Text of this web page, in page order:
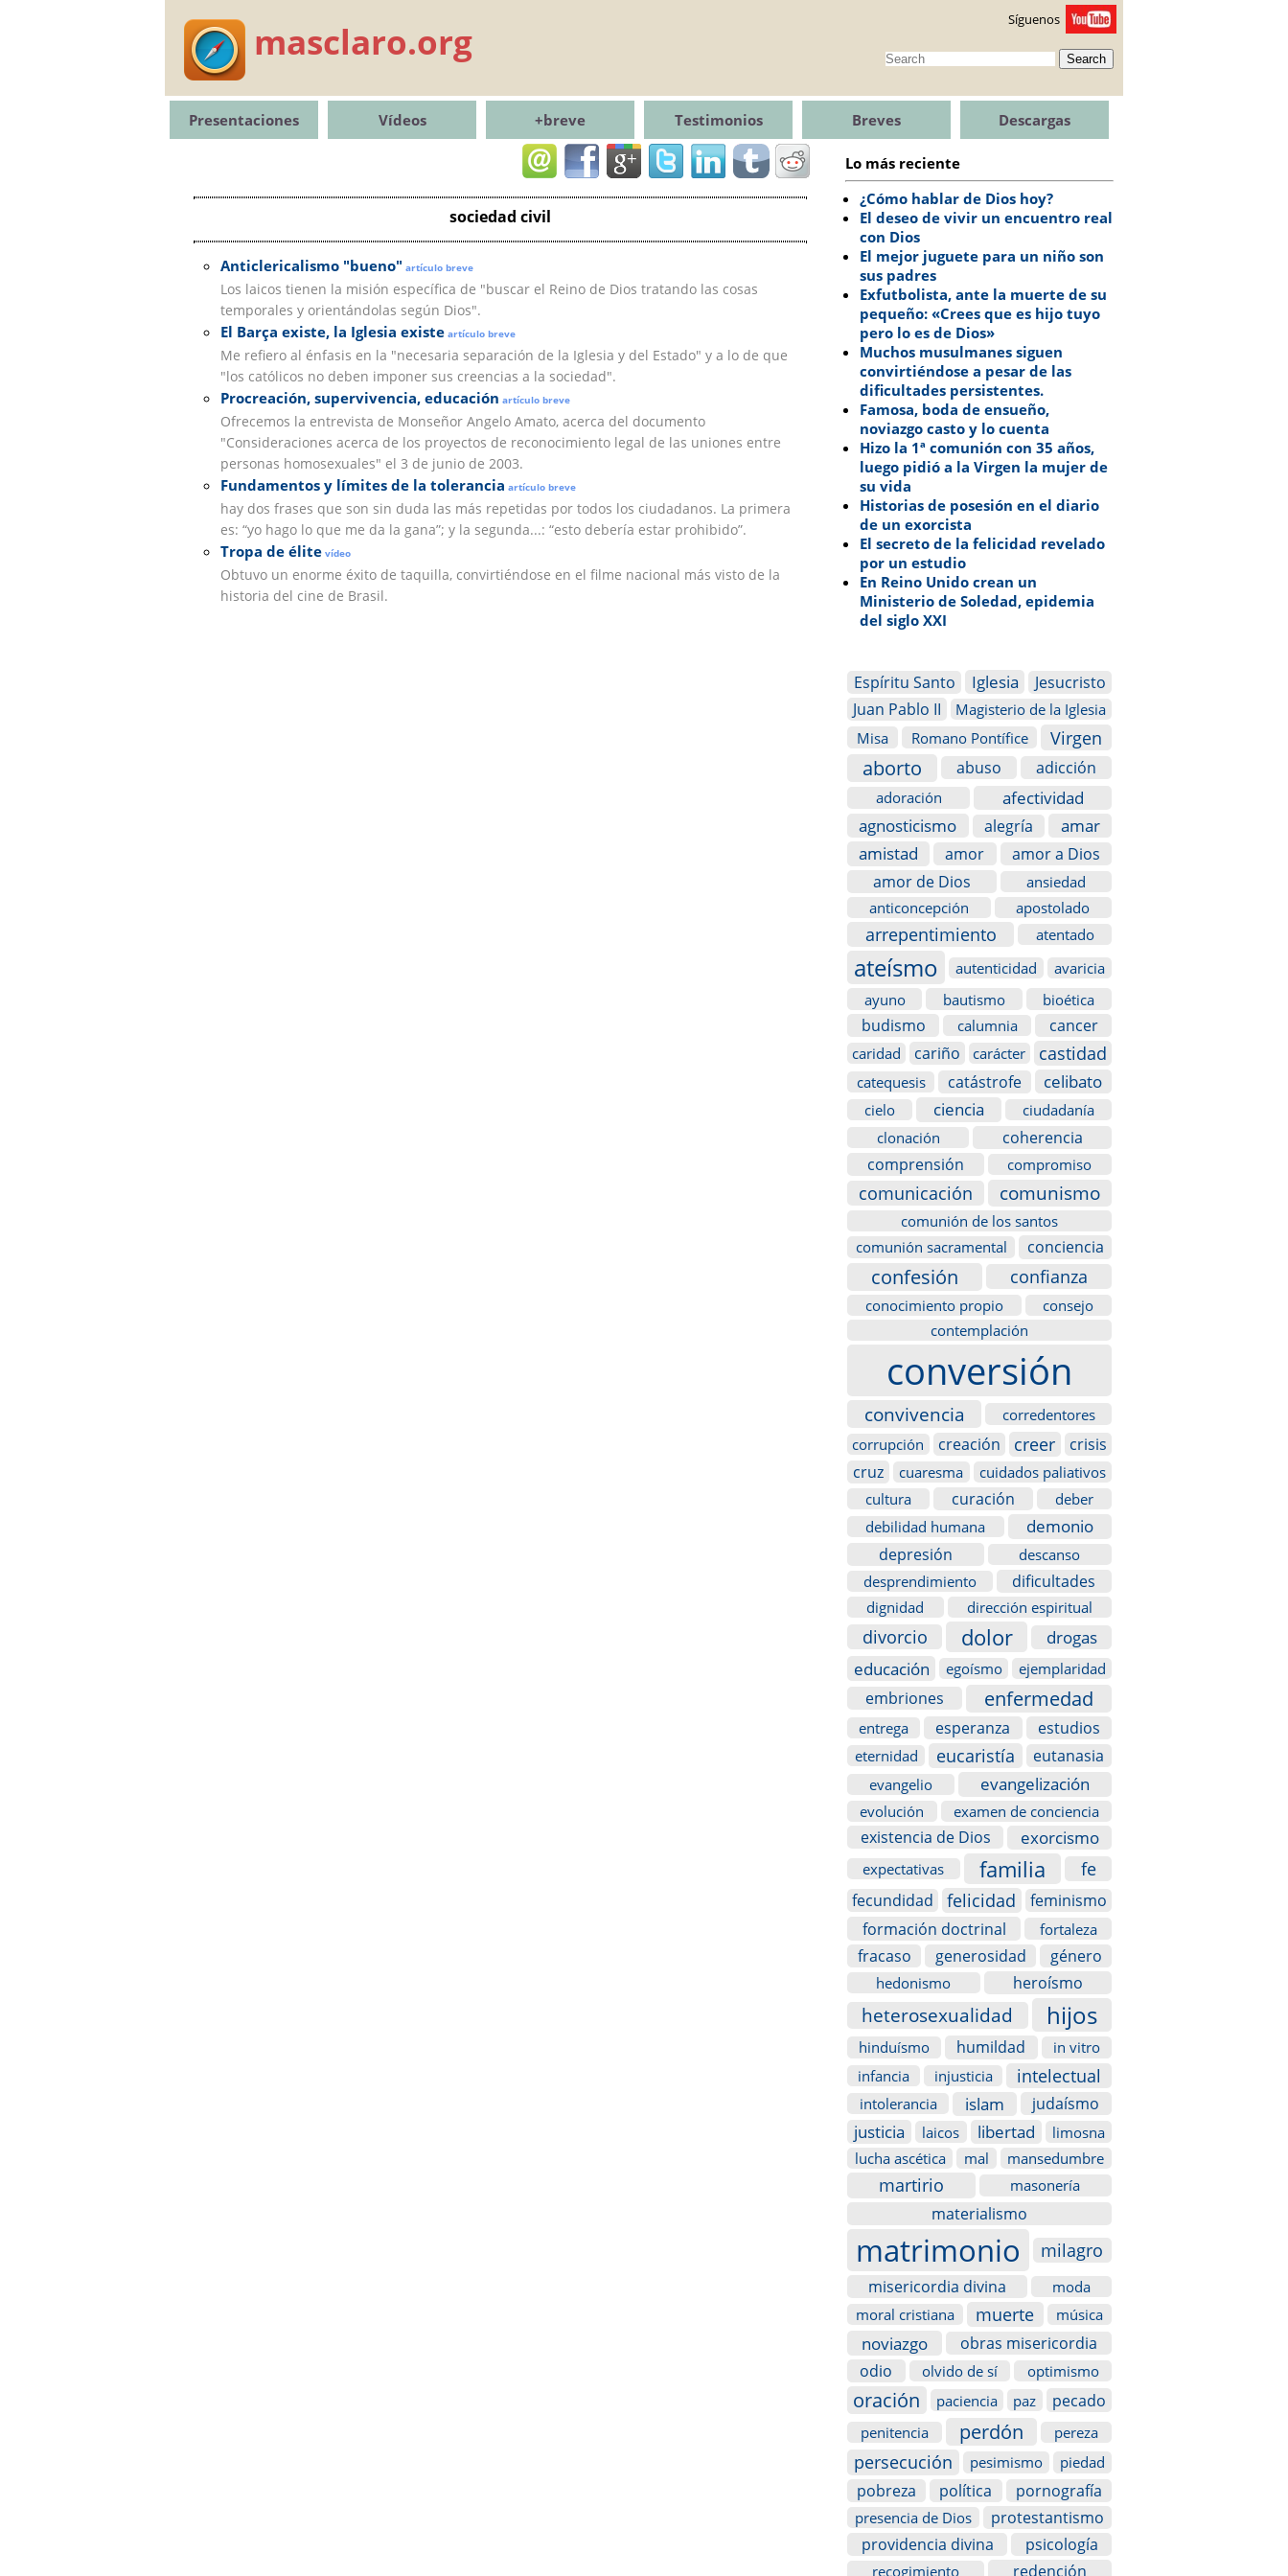
masclaro.org Síguenos
Search
Presentaciones Vídeos +breve Testimonios Breves Descargas
sociedad civil
Anticlericalismo "bueno" artículo breve
Los laicos tienen la misión específica de "buscar el Reino de Dios tratando las cosas
temporales y orientándolas según Dios".
El Barça existe, la Iglesia existeartículo breve
Me refiero al énfasis en la "necesaria separación de la Iglesia y del Estado" y a lo de que
"los católicos no deben imponer sus creencias a la sociedad".
Procreación, supervivencia, educación artículo breve
Ofrecemos la entrevista de Monseñor Angelo Amato, acerca del documento
"Consideraciones acerca de los proyectos de reconocimiento legal de las uniones entre
personas homosexuales" el 3 de junio de 2003.
Fundamentos y límites de la tolerancia artículo breve
hay dos frases que son sin duda las más repetidas por todos los ciudadanos. La primera
es: “yo hago lo que me da la gana”; y la segunda...: “esto debería estar prohibido”.
Tropa de élitevídeo
Obtuvo un enorme éxito de taquilla, convirtiéndose en el filme nacional más visto de la
historia del cine de Brasil.
Lo más reciente
¿Cómo hablar de Dios hoy?
El deseo de vivir un encuentro real
con Dios
El mejor juguete para un niño son
sus padres
Exfutbolista, ante la muerte de su
pequeño: «Crees que es hijo tuyo
pero lo es de Dios»
Muchos musulmanes siguen
convirtiéndose a pesar de las
dificultades persistentes.
Famosa, boda de ensueño,
noviazgo casto y lo cuenta
Hizo la 1ª comunión con 35 años,
luego pidió a la Virgen la mujer de
su vida
Historias de posesión en el diario
de un exorcista
El secreto de la felicidad revelado
por un estudio
En Reino Unido crean un
Ministerio de Soledad, epidemia
del siglo XXI
Espíritu Santo Iglesia
Jesucristo
Juan Pablo II
Magisterio de la Iglesia
Misa
Romano Pontífice Virgen
aborto abuso adicción
adoración
afectividad
agnosticismo
alegría
amar
amistad
amor
amor a Dios
amor de Dios
ansiedad
anticoncepción
apostolado
arrepentimiento atentado
ateísmo autenticidad
avaricia
ayuno
bautismo bioética
budismo calumnia cancer
caridad cariño carácter castidad
catequesis catástrofe celibato
cielo ciencia
ciudadanía
clonación
coherencia
comprensión
compromiso
comunicación comunismo
comunión de los santos
comunión sacramental
conciencia
confesión confianza
conocimiento propio
consejo
contemplación
conversión
convivencia
corredentores
corrupción
creación creer
crisis
cruz
cuaresma
cuidados paliativos
cultura
curación
deber
debilidad humana
demonio
depresión
descanso
desprendimiento
dificultades
dignidad dirección espiritual
divorcio dolor
drogas
educación
egoísmo ejemplaridad
embriones enfermedad
entrega esperanza estudios
eternidad eucaristía eutanasia
evangelio evangelización
evolución examen de conciencia
existencia de Dios exorcismo
expectativas familia fe
fecundidad felicidad
feminismo
formación doctrinal
fortaleza
fracaso generosidad género
hedonismo heroísmo
heterosexualidad hijos
hinduísmo humildad
in vitro
infancia
injusticia intelectual
intolerancia islam judaísmo
justicia laicos libertad
limosna
lucha ascética
mal mansedumbre
martirio masonería
materialismo
matrimonio milagro
misericordia divina
moda
moral cristiana
muerte música
noviazgo
obras misericordia
odio
olvido de sí optimismo
oración paciencia paz pecado
penitencia perdón pereza
persecución pesimismo piedad
pobreza política pornografía
presencia de Dios
protestantismo
providencia divina
psicología
recogimiento redención